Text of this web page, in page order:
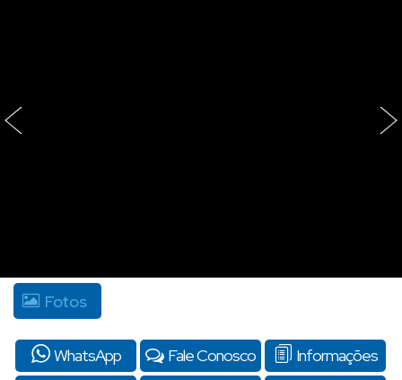
‹ ›
Fotos
WhatsApp Fale Conosco
Informações